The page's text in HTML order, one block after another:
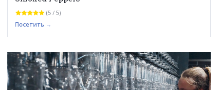
(5 / 5)
Посетить →